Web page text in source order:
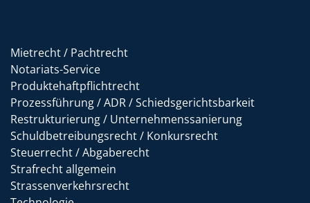
Mietrecht / Pachtrecht
Notariats-Service
Produktehaftpflichtrecht
Prozessführung / ADR / Schiedsgerichtsbarkeit
Restrukturierung / Unternehmenssanierung
Schuldbetreibungsrecht / Konkursrecht
Steuerrecht / Abgaberecht
Strafrecht allgemein
Strassenverkehrsrecht